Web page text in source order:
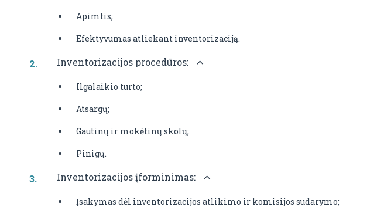
Apimtis;
Efektyvumas atliekant inventorizaciją.
Inventorizacijos procedūros:
Ilgalaikio turto;
Atsargų;
Gautinų ir mokėtinų skolų;
Pinigų.
Inventorizacijos įforminimas:
Įsakymas dėl inventorizacijos atlikimo ir komisijos sudarymo;